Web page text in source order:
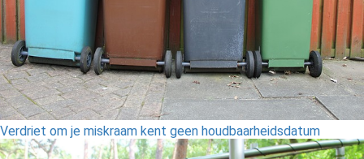
Verdriet om je miskraam kent geen houdbaarheidsdatum